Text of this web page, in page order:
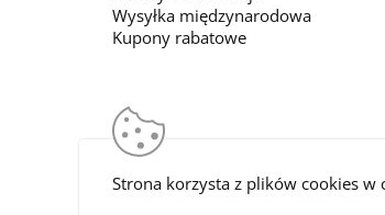
Wysyłka międzynarodowa
Kupony rabatowe
DrNatural.pl Wszelkie prawa
Strona korzysta z plików cookies w